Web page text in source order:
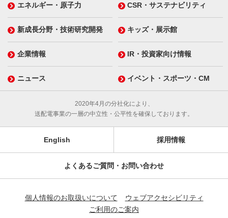
エネルギー・原子力 CSR・サステナビリティ
新成長分野・技術研究開発 キッズ・展示館
企業情報 IR・投資家向け情報
ニュース イベント・スポーツ・CM
2020年4月の分社化により、
送配電事業の一層の中立性・公平性を確保しております。
English 採用情報
よくあるご質問・お問い合わせ
個人情報のお取扱いについて
ウェブアクセシビリティ
ご利用のご案内